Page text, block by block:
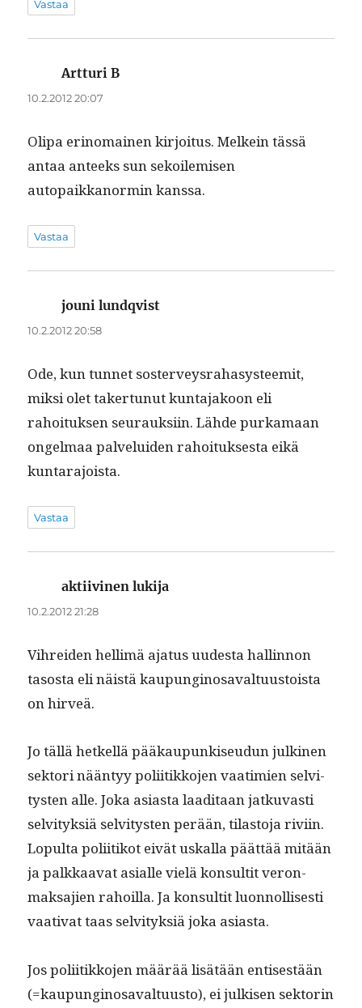
Vastaa
Artturi B
10.2.2012 20:07
Oli­pa eri­no­mainen kir­joi­tus. Melkein tässä
antaa anteeks sun sekoilemisen
autopaikkanormin kanssa.
Vastaa
jouni lundqvist
10.2.2012 20:58
Ode, kun tun­net soster­veysra­hasys­teemit,
mik­si olet tak­er­tunut kun­ta­jakoon eli
rahoituk­sen seu­rauk­si­in. Lähde purka­maan
ongel­maa palvelu­iden rahoituk­ses­ta eikä
kuntarajoista.
Vastaa
aktiivinen lukija
10.2.2012 21:28
Vihrei­den hel­limä aja­tus uud­es­ta hallinnon
tasos­ta eli näistä kaupungi­nosaval­tu­us­toista
on hirveä.
Jo täl­lä het­kel­lä pääkaupunkiseudun julki­nen
sek­tori nään­tyy poli­itikko­jen vaa­timien selvi­
tys­ten alle. Joka asi­as­ta laa­di­taan jatku­vasti
selvi­tyk­siä selvi­tys­ten perään, tilas­to­ja rivi­in.
Lop­ul­ta poli­itikot eivät uskalla päät­tää mitään
ja palkkaa­vat asialle vielä kon­sul­tit veron­
mak­sajien rahoil­la. Ja kon­sul­tit luon­nol­lis­es­ti
vaa­ti­vat taas selvi­tyk­siä joka asiasta.
Jos poli­itikko­jen määrää lisätään entis­es­tään
(=kaupungi­nosaval­tu­us­to), ei julkisen sek­torin